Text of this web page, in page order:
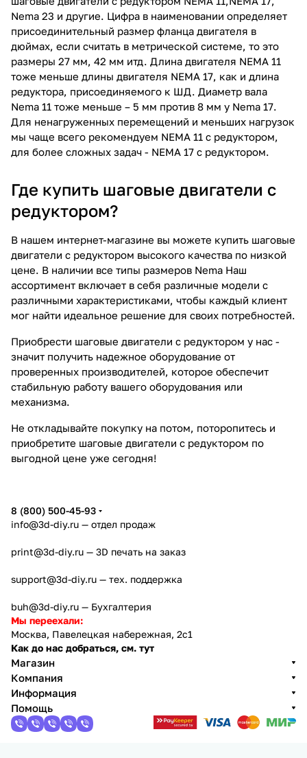
Nema 23 и другие. Цифра в наименовании определяет
присоединительный размер фланца двигателя в
дюймах, если считать в метрической системе, то это
размеры 27 мм, 42 мм итд. Длина двигателя NEMA 11
тоже меньше длины двигателя NEMA 17, как и длина
редуктора, присоединяемого к ШД. Диаметр вала
Nema 11 тоже меньше – 5 мм против 8 мм у Nema 17.
Для ненагруженных перемещений и меньших нагрузок
мы чаще всего рекомендуем NEMA 11 с редуктором,
для более сложных задач - NEMA 17 с редуктором.
Где купить шаговые двигатели с
редуктором?
В нашем интернет-магазине вы можете купить шаговые
двигатели с редуктором высокого качества по низкой
цене. В наличии все типы размеров Nema Наш
ассортимент включает в себя различные модели с
различными характеристиками, чтобы каждый клиент
мог найти идеальное решение для своих потребностей.
Приобрести шаговые двигатели с редуктором у нас -
значит получить надежное оборудование от
проверенных производителей, которое обеспечит
стабильную работу вашего оборудования или
механизма.
Не откладывайте покупку на потом, поторопитесь и
приобретите шаговые двигатели с редуктором по
выгодной цене уже сегодня!
8 (800) 500-45-93
info@3d-diy.ru — отдел продаж
print@3d-diy.ru — 3D печать на заказ
support@3d-diy.ru — тех. поддержка
buh@3d-diy.ru — Бухгалтерия
Мы переехали:
Москва, Павелецкая набережная, 2с1
Как до нас добраться, см. тут
Магазин
Компания
Информация
Помощь